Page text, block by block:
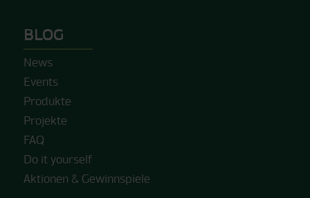
BLOG
News
Events
Produkte
Projekte
FAQ
Do it yourself
Aktionen & Gewinnspiele